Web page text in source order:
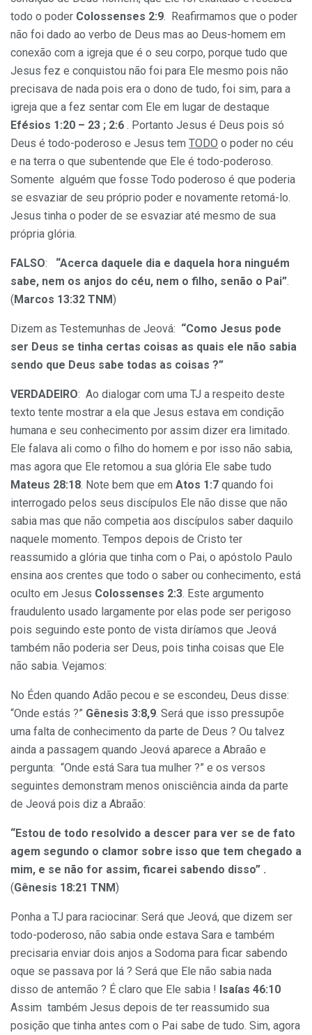
todo o poder Colossenses 2:9. Reafirmamos que o poder
não foi dado ao verbo de Deus mas ao Deus-homem em
conexão com a igreja que é o seu corpo, porque tudo que
Jesus fez e conquistou não foi para Ele mesmo pois não
precisava de nada pois era o dono de tudo, foi sim, para a
igreja que a fez sentar com Ele em lugar de destaque
Efésios 1:20 – 23 ; 2:6 . Portanto Jesus é Deus pois só
Deus é todo-poderoso e Jesus tem TODO o poder no céu
e na terra o que subentende que Ele é todo-poderoso.
Somente alguém que fosse Todo poderoso é que poderia
se esvaziar de seu próprio poder e novamente retomá-lo.
Jesus tinha o poder de se esvaziar até mesmo de sua
própria glória.
FALSO:
“Acerca daquele dia e daquela hora ninguém
sabe, nem os anjos do céu, nem o filho, senão o Pai”.
( Marcos 13:32 TNM)
Dizem as Testemunhas de Jeová: “Como Jesus pode
ser Deus se tinha certas coisas as quais ele não sabia
sendo que Deus sabe todas as coisas ?”
VERDADEIRO: Ao dialogar com uma TJ a respeito deste
texto tente mostrar a ela que Jesus estava em condição
humana e seu conhecimento por assim dizer era limitado.
Ele falava ali como o filho do homem e por isso não sabia,
mas agora que Ele retomou a sua glória Ele sabe tudo
Mateus 28:18. Note bem que em Atos 1:7 quando foi
interrogado pelos seus discípulos Ele não disse que não
sabia mas que não competia aos discípulos saber daquilo
naquele momento. Tempos depois de Cristo ter
reassumido a glória que tinha com o Pai, o apóstolo Paulo
ensina aos crentes que todo o saber ou conhecimento, está
oculto em Jesus Colossenses 2:3. Este argumento
fraudulento usado largamente por elas pode ser perigoso
pois seguindo este ponto de vista diríamos que Jeová
também não poderia ser Deus, pois tinha coisas que Ele
não sabia. Vejamos:
No Éden quando Adão pecou e se escondeu, Deus disse:
“Onde estás ?” Gênesis 3:8,9. Será que isso pressupõe
uma falta de conhecimento da parte de Deus ? Ou talvez
ainda a passagem quando Jeová aparece a Abraão e
pergunta: “Onde está Sara tua mulher ?” e os versos
seguintes demonstram menos onisciência ainda da parte
de Jeová pois diz a Abraão:
“Estou de todo resolvido a descer para ver se de fato
agem segundo o clamor sobre isso que tem chegado a
mim, e se não for assim, ficarei sabendo disso” .
(Gênesis 18:21 TNM)
Ponha a TJ para raciocinar: Será que Jeová, que dizem ser
todo-poderoso, não sabia onde estava Sara e também
precisaria enviar dois anjos a Sodoma para ficar sabendo
oque se passava por lá ? Será que Ele não sabia nada
disso de antemão ? É claro que Ele sabia ! Isaías 46:10
Assim também Jesus depois de ter reassumido sua
posição que tinha antes com o Pai sabe de tudo. Sim, agora